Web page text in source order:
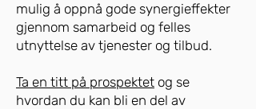
mulig å oppnå gode synergieffekter
gjennom samarbeid og felles
utnyttelse av tjenester og tilbud.
Ta en titt på prospektet og se
hvordan du kan bli en del av